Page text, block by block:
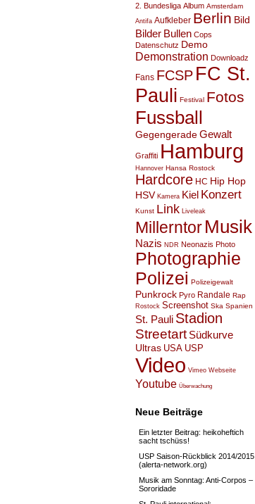
2. Bundesliga Album Amsterdam
Antifa Aufkleber Berlin Bild
Bilder Bullen Cops
Datenschutz Demo
Demonstration Downloadz
Fans FCSP FC St.
Pauli Festival Fotos
Fussball
GegengeradeGewalt
Graffiti Hamburg
Hannover Hansa Rostock
Hardcore HC Hip Hop
HSV Kamera Kiel Konzert
Kunst Link Liveleak
Millerntor Musik
Nazis NDR Neonazis Photo
Photographie
Polizei Polizeigewalt
Punkrock Pyro Randale Rap
Rostock Screenshot Ska Spanien
St. Pauli Stadion
Streetart Südkurve
Ultras USA USP
Video Vimeo Webseite
Youtube Überwachung
Neue Beiträge
Ein letzter Beitrag: heikoheftich
sacht tschüss!
USP Saison-Rückblick 2014/2015
(alerta-network.org)
Musik am Sonntag: Anti-Corpos –
Sororidade